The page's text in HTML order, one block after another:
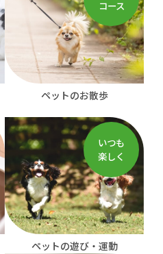
コース
ペットのお散歩
いつも
楽しく
ペットの遊び・運動